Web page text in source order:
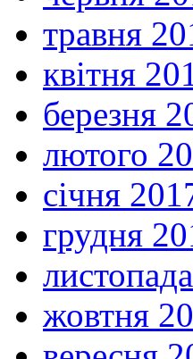
травня
квітня
березня
лютого
січня
грудня
жовтня